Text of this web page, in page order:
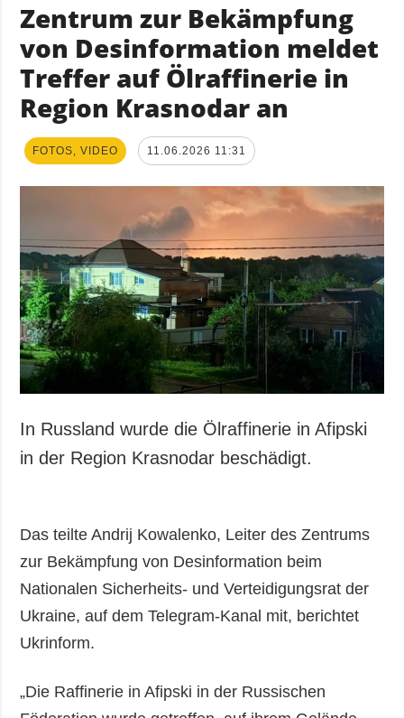
Zentrum zur Bekämpfung
von Desinformation meldet
Treffer auf Ölraffinerie in
Region Krasnodar an
FOTOS, VIDEO 11.06.2026 11:31
In Russland wurde die Ölraffinerie in Afipski
in der Region Krasnodar beschädigt.
Das teilte Andrij Kowalenko, Leiter des Zentrums
zur Bekämpfung von Desinformation beim
Nationalen Sicherheits- und Verteidigungsrat der
Ukraine, auf dem Telegram-Kanal mit, berichtet
Ukrinform.
„Die Raffinerie in Afipski in der Russischen